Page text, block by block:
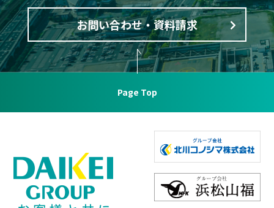
お問い合わせ・資料請求
Page Top